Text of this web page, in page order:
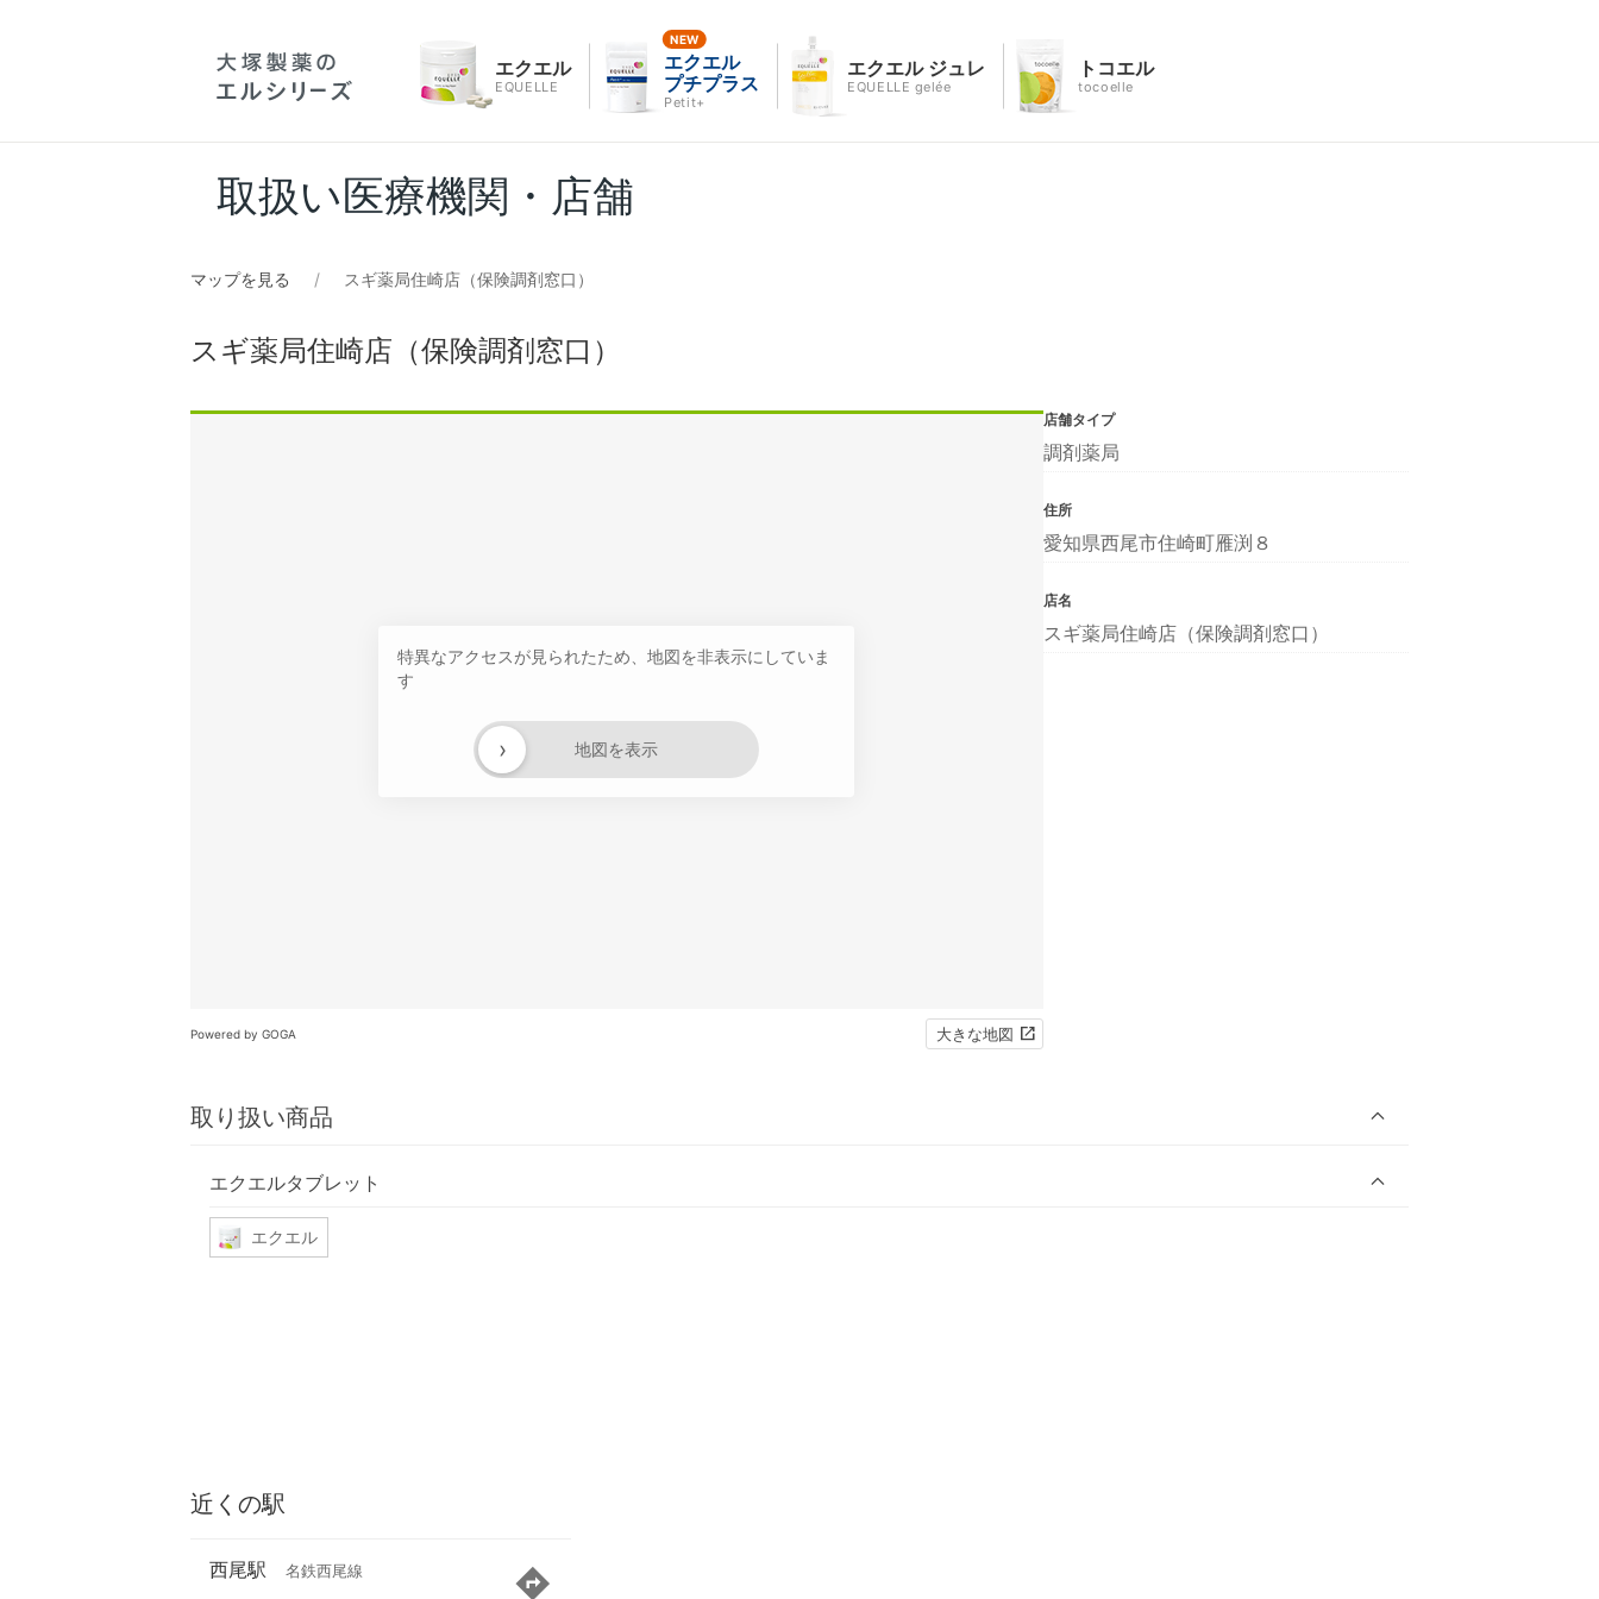
エクエル
EQUELLE
エクエル
プチプラス
Petit+
エクエル ジュレ
EQUELLE gelée
トコエル
tocoelle
取扱い医療機関・店舗
マップを見る スギ薬局住崎店（保険調剤窓口）
スギ薬局住崎店（保険調剤窓口）
特異なアクセスが見られたため、地図を非表示にしていま
す
地図を表示
›
Powered by GOGA 大きな地図
取り扱い商品
エクエルタブレット
エクエル
店舗タイプ
調剤薬局
住所
愛知県西尾市住崎町雁渕８
店名
スギ薬局住崎店（保険調剤窓口）
近くの駅
西尾駅 名鉄西尾線